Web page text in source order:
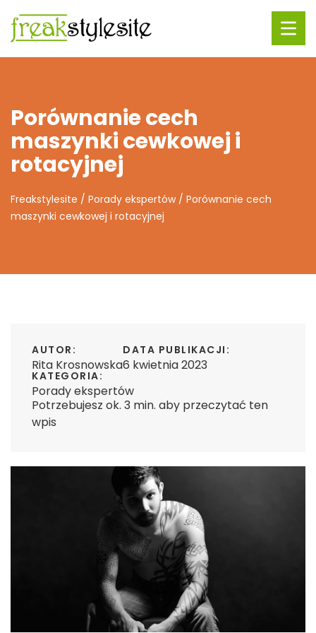
Porównanie cech
maszynki cewkowej i
rotacyjnej
Freakstylesite / Porady ekspertów/ Porównanie cech
maszynki cewkowej i rotacyjnej
AUTOR:
Rita Krosnowska
DATA PUBLIKACJI:
6 kwietnia 2023
KATEGORIA:
Porady ekspertów
Potrzebujesz ok. 3 min. aby przeczytać ten
wpis